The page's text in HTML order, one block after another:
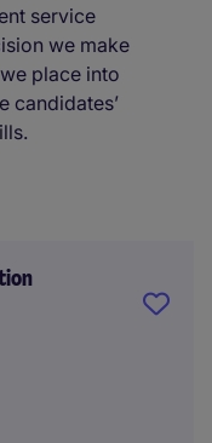
service
we make
place into
candidates’